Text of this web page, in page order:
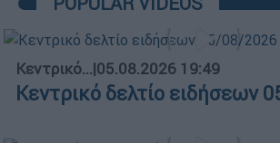
Κεντρικό...|05.08.2026 19:49
Κεντρικό δελτίο ειδήσεων